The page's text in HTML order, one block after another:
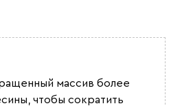
массив более
чтобы сократить